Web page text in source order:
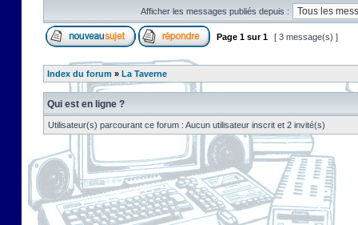
Afficher les messages publiés depuis :
Page 1 sur1 [ 3 message(s) ]
Index du forum » La Taverne
Qui est en ligne ?
Utilisateur(s) parcourant ce forum : Aucun utilisateur inscrit et 2 invité(s)